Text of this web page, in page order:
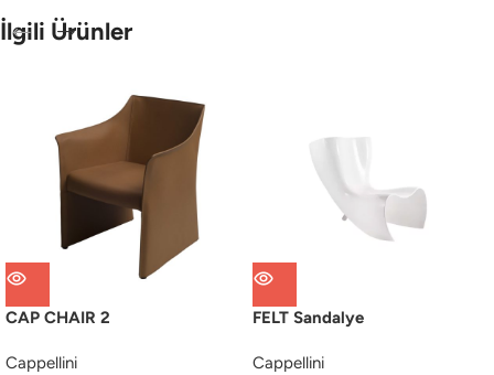
İlgili Ürünler
CAP CHAIR 2
Cappellini
FELT Sandalye
Cappellini